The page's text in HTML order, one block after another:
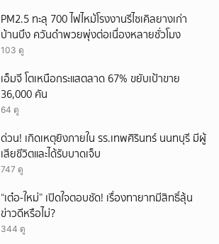
PM2.5 ทะลุ 700 ไฟไหม้โรงงานรีไซเคิลยางเก่า
บ้านบึง ควันดำพวยพุ่งต่อเนื่องหลายชั่วโมง
103 ดู
เอ็มจี โตเหนือกระแสตลาด 67% ขยับเป้าขาย
36,000 คัน
64 ดู
ด่วน! เกิดเหตุยิงภายใน รร.เทพศิรินทร์ นนทบุรี มีผู้
เสียชีวิตและได้รับบาดเจ็บ
747 ดู
“เต๋อ-ใหม่” เปิดใจตอบชัด! เรื่องทายาทมีสิทธิ์ลุ้น
ข่าวดีหรือไม่?
344 ดู